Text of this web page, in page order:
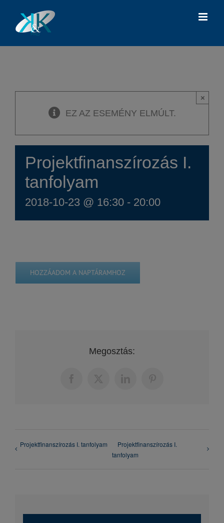
EZ AZ ESEMÉNY ELMÚLT.
×
Projektfinanszírozás I.
tanfolyam
2018-10-23 @ 16:30 - 20:00
HOZZÁADOM A NAPTÁRAMHOZ
Megosztás:
Projektfinanszírozás I. tanfolyam
Projektfinanszírozás I.
tanfolyam